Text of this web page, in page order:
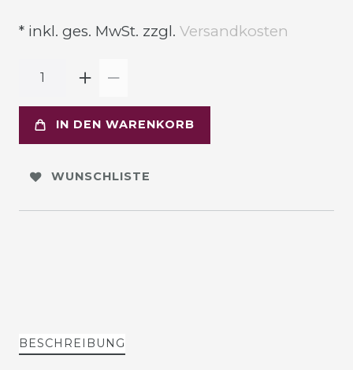
* inkl. ges. MwSt. zzgl. Versandkosten
IN DEN WARENKORB
WUNSCHLISTE
BESCHREIBUNG